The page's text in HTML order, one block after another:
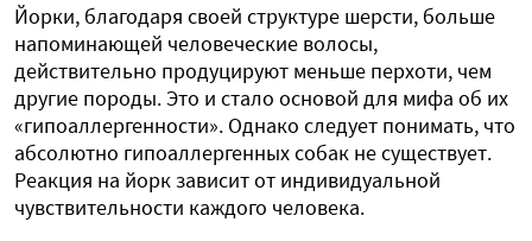
Йорки, благодаря своей структуре шерсти, больше
напоминающей человеческие волосы,
действительно продуцируют меньше перхоти, чем
другие породы. Это и стало основой для мифа об их
«гипоаллергенности». Однако следует понимать, что
абсолютно гипоаллергенных собак не существует.
Реакция на йорк зависит от индивидуальной
чувствительности каждого человека.